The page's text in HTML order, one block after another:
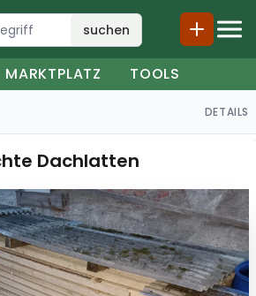
suchen
MARKTPLATZ TOOLS
DETAILS
Dachlatten